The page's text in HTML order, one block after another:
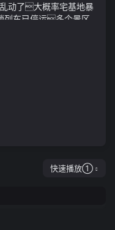
动了大概率宅基地暴
车已停运多个景区
we go罗马诺：
亚
确定了关系陈霞也
助李明推冰棍车帮忙

快速播放①